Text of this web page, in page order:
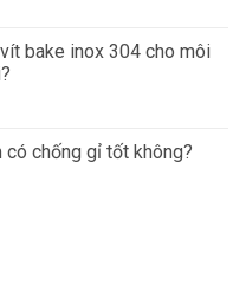
bake inox 304 cho môi
có chống gỉ tốt không?